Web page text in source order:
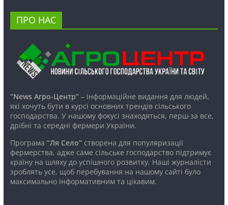
ПРО НАС
“News Агро-Центр”– інформаційне видання для людей,
які хочуть бути в курсі основних трендів сільського
господарства. У нашому фокусі знаходяться, перш за все,
дрібні та середні фермери України.
Програма “Ля Село”створена для популяризації
фермерства, адже саме сільське господарство підтримує
країну на шляху до успішного розвитку. Наші журналісти
зроблять усе, щоб перебування на нашому сайті було
максимально інформативним та цікавим.